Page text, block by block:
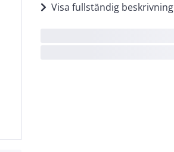
Visa fullständig beskrivning